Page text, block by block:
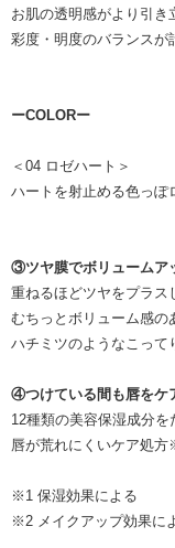
お肌の透明感がより引き
彩度・明度のバランスが
ーCOLORー
＜04 ロゼハート＞
ハートを射止める色っぽ
③ツヤ膜でボリューム
重ねるほどツヤをプラス
むちっとボリューム感
ハチミツのようなこっ
④つけている間も唇を
12種類の美容保湿成分を
唇が荒れにくいケア処
※1 保湿効果による
※2 メイクアップ効果に